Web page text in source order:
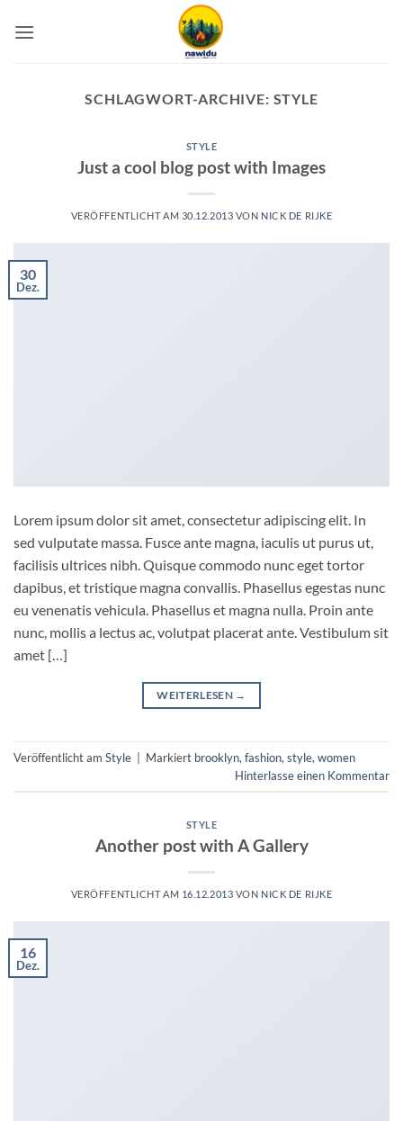
Inhalt
SCHLAGWORT-ARCHIVE: STYLE
STYLE
Just a cool blog post with Images
VERÖFFENTLICHT AM 30.12.2013 VON NICK DE RIJKE
30
Dez.
Lorem ipsum dolor sit amet, consectetur adipiscing elit. In
sed vulputate massa. Fusce ante magna, iaculis ut purus ut,
facilisis ultrices nibh. Quisque commodo nunc eget tortor
dapibus, et tristique magna convallis. Phasellus egestas nunc
eu venenatis vehicula. Phasellus et magna nulla. Proin ante
nunc, mollis a lectus ac, volutpat placerat ante. Vestibulum sit
amet […]
WEITERLESEN →
Veröffentlicht am Style Markiert brooklyn, fashion, style, women
Hinterlasse einen Kommentar
STYLE
Another post with A Gallery
VERÖFFENTLICHT AM 16.12.2013 VON NICK DE RIJKE
16
Dez.